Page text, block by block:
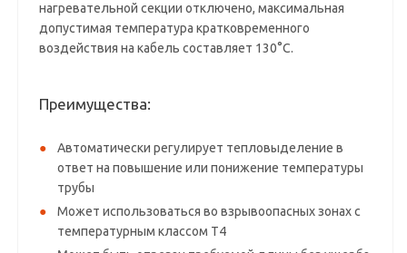
нагревательной секции отключено, максимальная
допустимая температура кратковременного
воздействия на кабель составляет 130°C.
Преимущества:
Автоматически регулирует тепловыделение в
ответ на повышение или понижение температуры
трубы
Может использоваться во взрывоопасных зонах с
температурным классом T4